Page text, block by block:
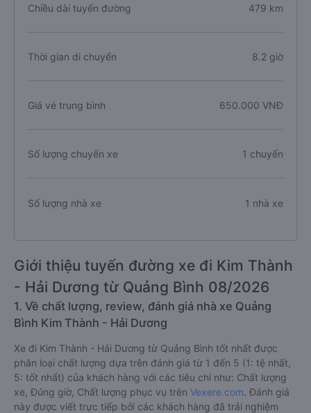
Chiều dài tuyến đường 479 km
Thời gian di chuyển 8.2 giờ
Giá vé trung bình 650.000 VNĐ
Số lượng chuyến xe 1 chuyến
Số lượng nhà xe 1 nhà xe
Giới thiệu tuyến đường xe đi Kim Thành
- Hải Dương từ Quảng Bình 08/2026
1. Về chất lượng, review, đánh giá nhà xe Quảng
Bình Kim Thành - Hải Dương
Xe đi Kim Thành - Hải Dương từ Quảng Bình tốt nhất được
phân loại chất lượng dựa trên đánh giá từ 1 đến 5 (1: tệ nhất,
5: tốt nhất) của khách hàng với các tiêu chí như: Chất lượng
xe, Đúng giờ, Chất lượng phục vụ trên Vexere.com. Đánh giá
này được viết trực tiếp bởi các khách hàng đã trải nghiệm